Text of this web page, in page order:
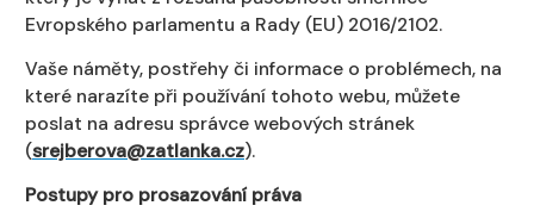
Evropského parlamentu a Rady (EU) 2016/2102.
Vaše náměty, postřehy či informace o problémech, na
které narazíte při používání tohoto webu, můžete
poslat na adresu správce webových stránek
(srejberova@zatlanka.cz).
Postupy pro prosazování práva